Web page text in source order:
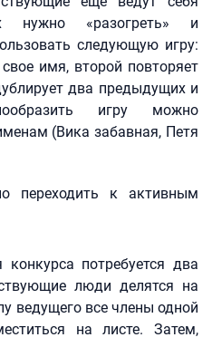
нужно «разогреть» и
следующую игру:
имя, второй повторяет
два предыдущих и
игру можно
(Вика забавная, Петя
переходить к активным
конкурса потребуется два
люди делятся на
ведущего все члены одной
на листе. Затем,